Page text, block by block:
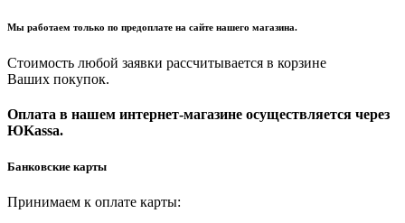
Мы работаем только по предоплате на сайте нашего магазина.
Стоимость любой заявки рассчитывается в корзине
Ваших покупок.
Оплата в нашем интернет-магазине осуществляется через
ЮKassa.
Банковские карты
Принимаем к оплате карты: